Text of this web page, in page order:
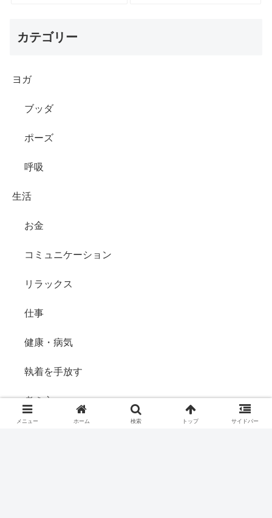
カテゴリー
ヨガ
ブッダ
ポーズ
呼吸
生活
お金
コミュニケーション
リラックス
仕事
健康・病気
執着を手放す
考え方
メニュー ホーム 検索 トップ サイドバー